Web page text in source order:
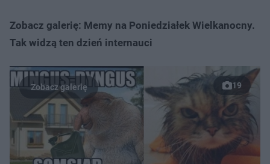
Zobacz galerię: Memy na Poniedziałek Wielkanocny.
Tak widzą ten dzień internauci
19